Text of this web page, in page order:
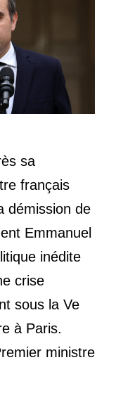
sa
français
démission de
Emmanuel
inédite
crise
sous la Ve
à Paris.
ministre